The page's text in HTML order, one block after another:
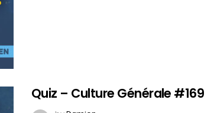
Quiz – Culture Générale #169